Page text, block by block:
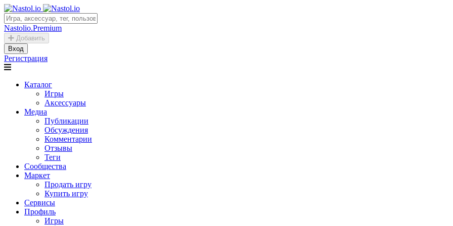
Nastolio.Premium
Добавить
Вход
Регистрация
Каталог
Игры
Аксессуары
Медиа
Публикации
Обсуждения
Комментарии
Отзывы
Теги
Сообщества
Маркет
Продать игру
Купить игру
Сервисы
Профиль
Игры